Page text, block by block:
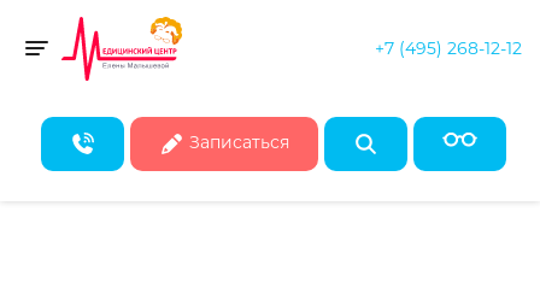
Toggle navigation +7 (495) 268-12-12
Записаться
Скидка 50% на все консультации врачей!*
августа